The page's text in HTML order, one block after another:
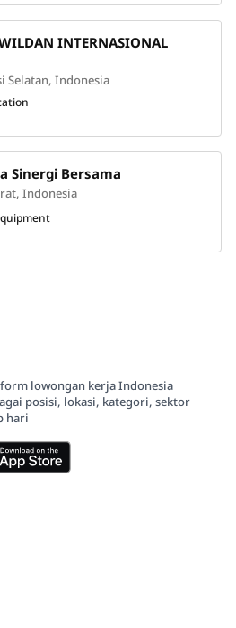
INTERNASIONAL
Selatan, Indonesia
Sinergi Bersama
Indonesia
lowongan kerja Indonesia
posisi, lokasi, kategori, sektor
hari